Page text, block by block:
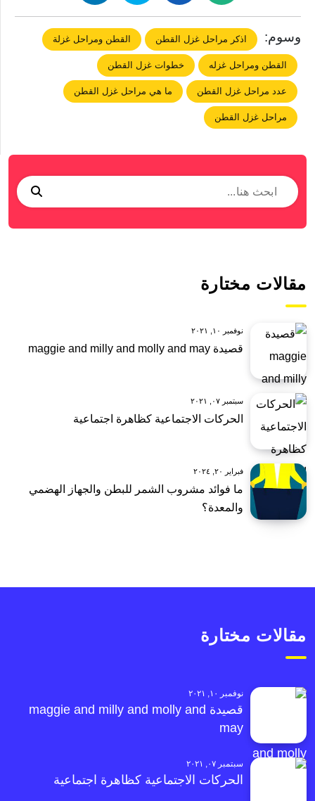
وسوم: اذكر مراحل غزل القطن القطن ومراحل غزلة
القطن ومراحل غزله خطوات غزل القطن
عدد مراحل غزل القطن ما هي مراحل غزل القطن
مراحل غزل القطن
مقالات مختارة
نوفمبر ١٠, ٢٠٢١
قصيدة maggie and milly and molly and may
سبتمبر ٠٧, ٢٠٢١
الحركات الاجتماعية كظاهرة اجتماعية
فبراير ٢٠, ٢٠٢٤
ما فوائد مشروب الشمر للبطن والجهاز الهضمي
والمعدة؟
مقالات مختارة
نوفمبر ١٠, ٢٠٢١
قصيدة maggie and milly and molly and
may
سبتمبر ٠٧, ٢٠٢١
الحركات الاجتماعية كظاهرة اجتماعية